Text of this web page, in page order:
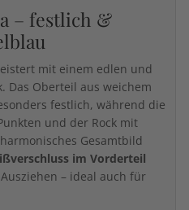
– festlich &
mit einem edlen und
Das Oberteil aus weichem
festlich, während die
und der Rock mit
Gesamtbild
im Vorderteil
– ideal auch für